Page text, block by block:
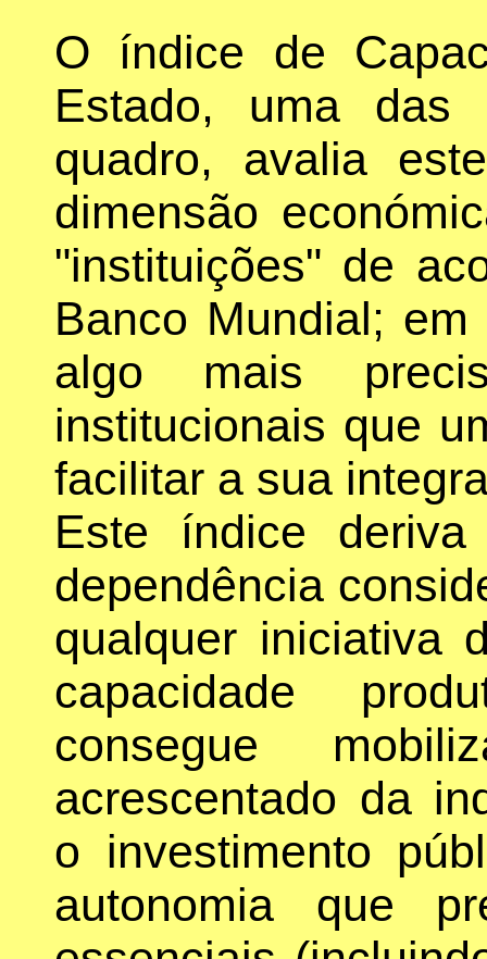
O índice de
Estado, uma das
quadro, avalia
dimensão
"instituições" de
Banco Mundial;
algo mais
institucionais que
facilitar a sua
Este índice
dependência
qualquer
capacidade
consegue
acrescentado da
o investimento
autonomia que